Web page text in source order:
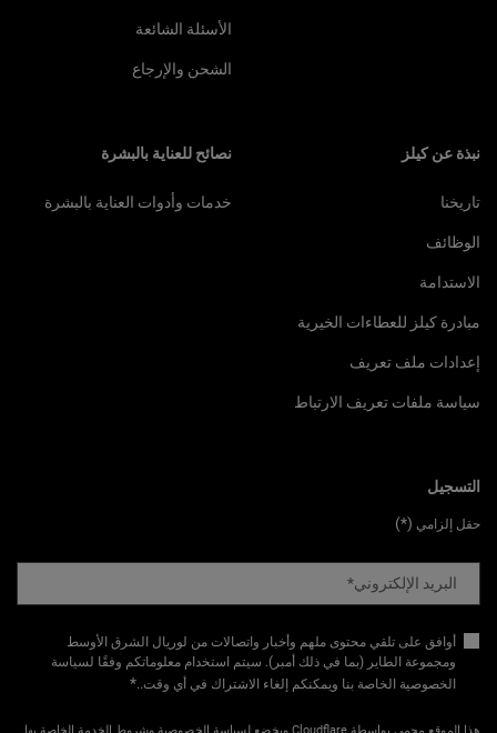
الأسئلة الشائعة
الشحن والإرجاع
نبذة عن كيلز
تاريخنا
الوظائف
الاستدامة
مبادرة كيلز للعطاءات الخيرية
إعدادات ملف تعريف
سياسة ملفات تعريف الارتباط
نصائح للعناية بالبشرة
خدمات وأدوات العناية بالبشرة
التسجيل
حقل إلزامي (*)
البريد الإلكتروني*
أوافق على تلقي محتوى ملهم وأخبار واتصالات من لوريال الشرق الأوسط
ومجموعة الطاير (بما في ذلك أمبر). سيتم استخدام معلوماتكم وفقًا لسياسة
الخصوصية الخاصة بنا ويمكنكم إلغاء الاشتراك في أي وقت.​.
*